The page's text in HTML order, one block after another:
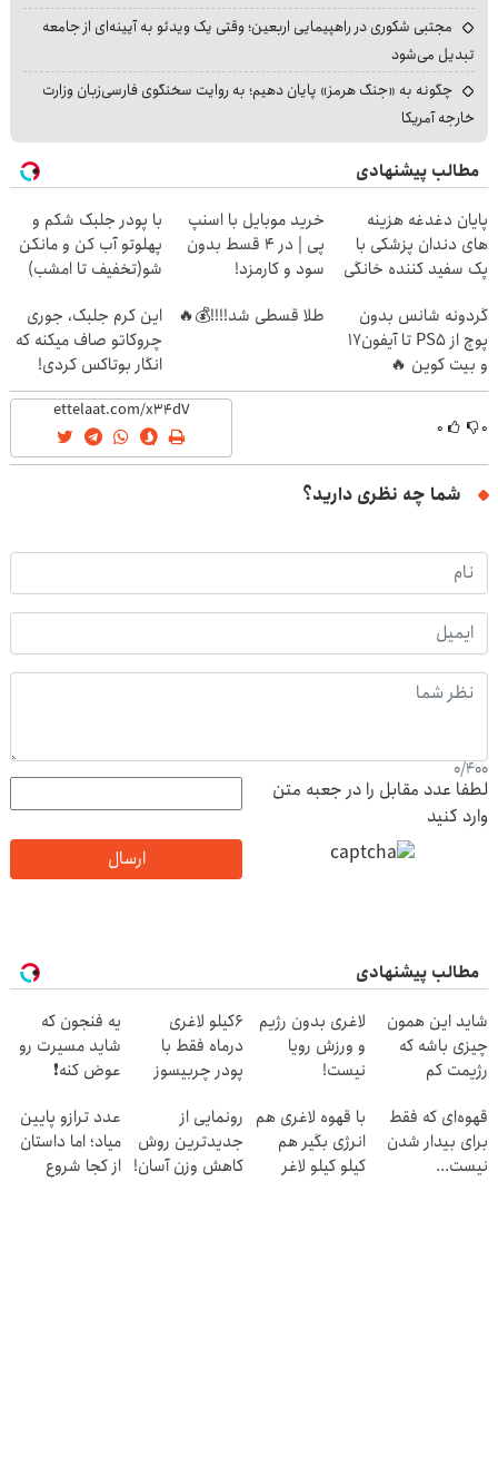
مجتبی شکوری در راهپیمایی اربعین؛ وقتی یک ویدئو به آیینه‌ای از جامعه
تبدیل می‌شود
چگونه به «جنگ هرمز» پایان دهیم؛ به روایت سخنگوی فارسی‌زبان وزارت
خارجه آمریکا
مطالب پیشنهادی
پایان دغدغه هزینه
های دندان پزشکی با
پک سفید کننده خانگی
خرید موبایل با اسنپ
پی | در ۴ قسط بدون
سود و کارمزد!
با پودر جلبک شکم و
پهلوتو آب کن و مانکن
شو(تخفیف تا امشب)
گردونه شانس بدون
پوچ از PS5 تا آیفون17
و بیت کوین 🔥
طلا قسطی شد!!!!💰🔥
این کرم جلبک، جوری
چروکاتو صاف میکنه که
انگار بوتاکس کردی!
(تخفیف ویژه)
۰ ۰
شما چه نظری دارید؟
0/400
لطفا عدد مقابل را در جعبه متن
وارد کنید
ارسال
مطالب پیشنهادی
شاید این همون
چیزی باشه که
رژیمت کم
لاغری بدون رژیم
و ورزش رویا
نیست!
6کیلو لاغری
درماه فقط با
پودر چربیسوز
تخفیف ویژه🔥
یه فنجون که
شاید مسیرت رو
عوض کنه❗
قهوه‌ای که فقط
برای بیدار شدن
نیست...
با قهوه لاغری هم
انرژی بگیر هم
کیلو کیلو لاغر
رونمایی از
جدیدترین روش
کاهش وزن آسان!
عدد ترازو پایین
میاد؛ اما داستان
از کجا شروع